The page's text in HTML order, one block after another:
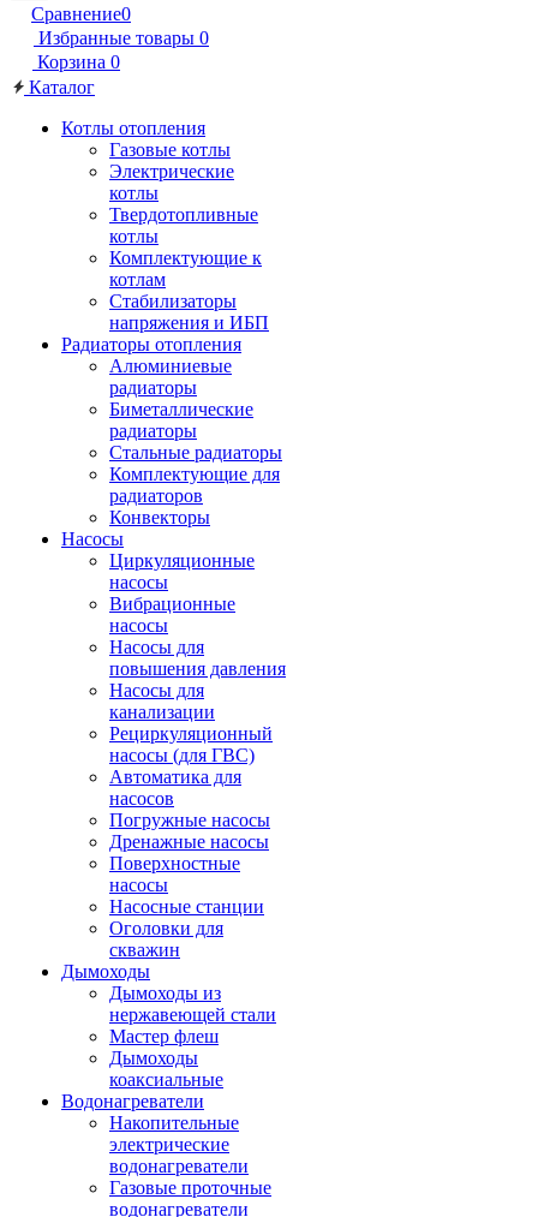
Сравнение0
Избранные товары 0
Корзина 0
Каталог
Котлы отопления
Газовые котлы
Электрические
котлы
Твердотопливные
котлы
Комплектующие к
котлам
Стабилизаторы
напряжения и ИБП
Радиаторы отопления
Алюминиевые
радиаторы
Биметаллические
радиаторы
Стальные радиаторы
Комплектующие для
радиаторов
Конвекторы
Насосы
Циркуляционные
насосы
Вибрационные
насосы
Насосы для
повышения давления
Насосы для
канализации
Рециркуляционный
насосы (для ГВС)
Автоматика для
насосов
Погружные насосы
Дренажные насосы
Поверхностные
насосы
Насосные станции
Оголовки для
скважин
Дымоходы
Дымоходы из
нержавеющей стали
Мастер флеш
Дымоходы
коаксиальные
Водонагреватели
Накопительные
электрические
водонагреватели
Газовые проточные
водонагреватели